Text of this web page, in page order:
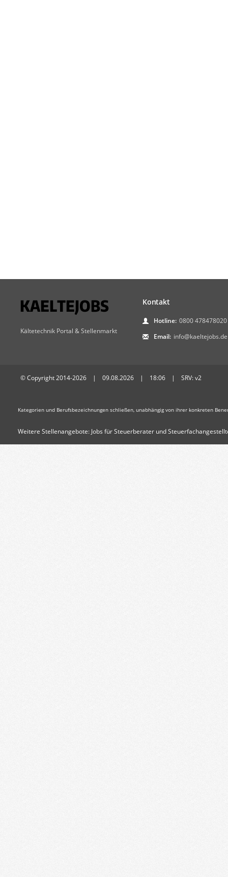
Kältetechnik Portal & Stellenmarkt
Kontakt
Hotline: 0800 478478020
Email: info@kaeltejobs.de
© Copyright 2014-2026 | 09.08.2026 | 18:06 | SRV: v2
Kategorien und Berufsbezeichnungen schließen, unabhängig von ihrer konkreten
Weitere Stellenangebote: Jobs für Steuerberater und